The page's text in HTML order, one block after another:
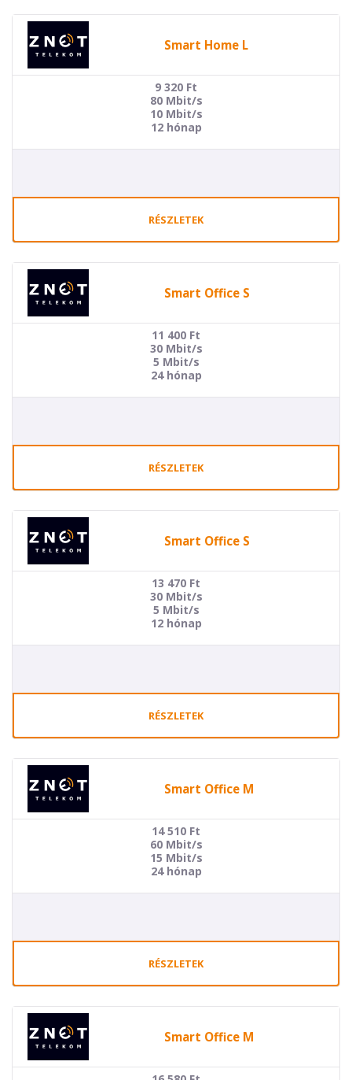
Smart Home L
9 320 Ft
80 Mbit/s
10 Mbit/s
12 hónap
RÉSZLETEK
Smart Office S
11 400 Ft
30 Mbit/s
5 Mbit/s
24 hónap
RÉSZLETEK
Smart Office S
13 470 Ft
30 Mbit/s
5 Mbit/s
12 hónap
RÉSZLETEK
Smart Office M
14 510 Ft
60 Mbit/s
15 Mbit/s
24 hónap
RÉSZLETEK
Smart Office M